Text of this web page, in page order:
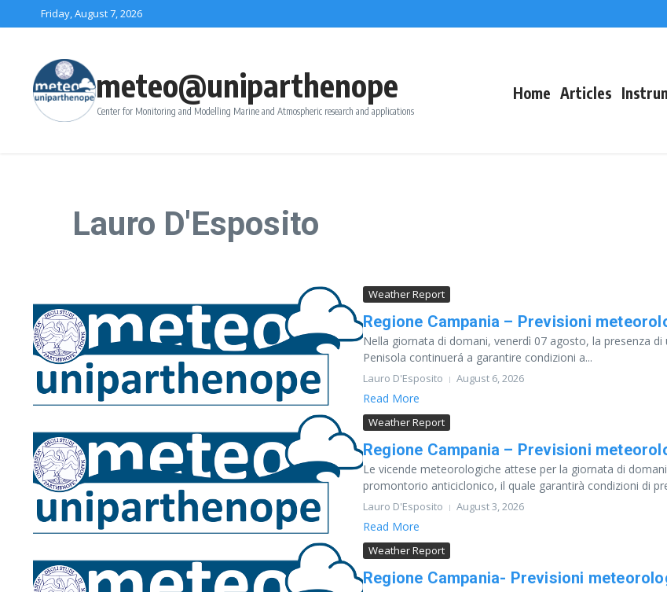
Skip to contentFriday, August 7, 2026
meteo@uniparthenope
Center for Monitoring and Modelling Marine and Atmospheric research and applications
Home Articles
Lauro D'Esposito
Weather Report
Regione Campania – Previsioni
Nella giornata di domani, venerdì 07 agosto, la presenza
Penisola continuerá a garantire condizioni a...
Lauro D'Esposito August 6, 2026
Read More
Weather Report
Regione Campania – Previsioni
Le vicende meteorologiche attese per la giornata di
promontorio anticiclonico, il quale garantirà condizioni di
Lauro D'Esposito August 3, 2026
Read More
Weather Report
Regione Campania- Previsioni